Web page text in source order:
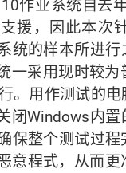
作业系统自去
援，因此本次
统的样本所进
一采用现时较为
。用作测试的
闭Windows内
保整个测试过
意程式，从而